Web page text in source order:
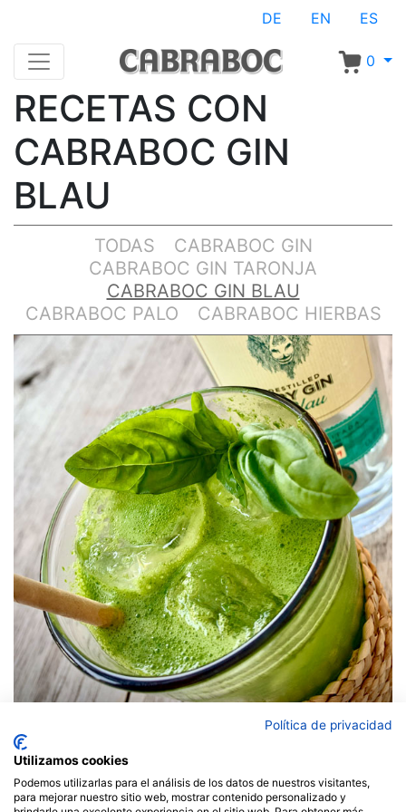
DE EN ES
0
RECETAS CON
CABRABOC GIN
BLAU
TODAS
CABRABOC GIN
CABRABOC GIN TARONJA
CABRABOC GIN BLAU
CABRABOC PALO
CABRABOC HIERBAS
Gin Basil Smash
Baleares envío gratuito. Península y Portugal
gratuito a partir de 85€
Política de privacidad
Utilizamos cookies
Podemos utilizarlas para el análisis de los datos de nuestros visitantes,
para mejorar nuestro sitio web, mostrar contenido personalizado y